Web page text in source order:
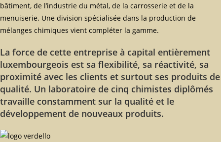
bâtiment, de l’industrie du métal, de la carrosserie et de la
menuiserie. Une division spécialisée dans la production de
mélanges chimiques vient compléter la gamme.
La force de cette entreprise à capital entièrement
luxembourgeois est sa flexibilité, sa réactivité, sa
proximité avec les clients et surtout ses produits de
qualité. Un laboratoire de cinq chimistes diplômés
travaille constamment sur la qualité et le
développement de nouveaux produits.